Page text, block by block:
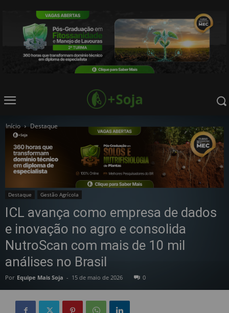
Início Destaque
Destaque Gestão Agrícola
ICL avança como empresa de dados
e inovação no agro e consolida
NutroScan com mais de 10 mil
análises no Brasil
Por Equipe Mais Soja - 15 de maio de 2026 0